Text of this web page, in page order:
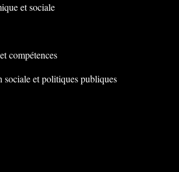
et sociale
compétences
sociale et politiques publiques